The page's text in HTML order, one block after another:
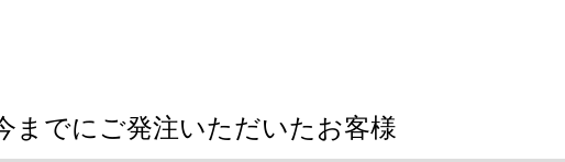
までにご発注いただいたお客様